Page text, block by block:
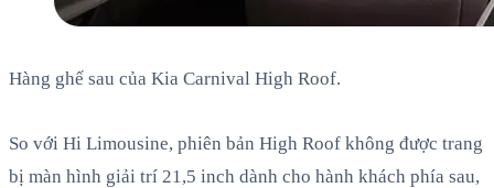
Hàng ghế sau của Kia Carnival High Roof.
So với Hi Limousine, phiên bản High Roof không được trang
bị màn hình giải trí 21,5 inch dành cho hành khách phía sau,